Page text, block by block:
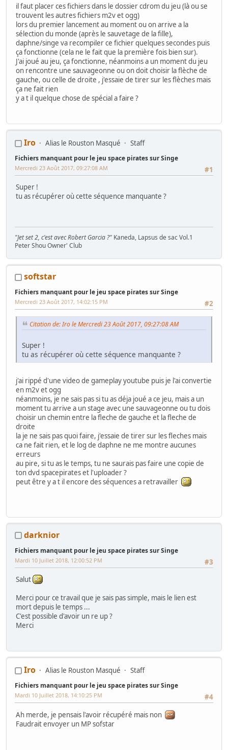
il faut placer ces fichiers dans le dossier cdrom du jeu (là ou se
trouvent les autres fichiers m2v et ogg)
lors du premier lancement au moment ou on arrive a la
sélection du monde (après le sauvetage de la fille),
daphne/singe va recompiler ce fichier quelques secondes puis
ça fonctionne (cela ne le fait que la première fois bien sur).
J'ai joué au jeu, ça fonctionne, néanmoins a un moment du jeu
on rencontre une sauvageonne ou on doit choisir la flèche de
gauche, ou celle de droite , j'essaie de tirer sur les flèches mais
ça ne fait rien
y a t il quelque chose de spécial a faire ?
Iro Alias le Rouston Masqué Staff
Fichiers manquant pour le jeu space pirates sur Singe
#1
Mercredi 23 Août 2017, 09:27:08 AM
Super !
tu as récupérer où cette séquence manquante ?
"Jet set 2, c'est avec Robert Garcia ?" Kaneda, Lapsus de sac Vol.1
Peter Shou Owner' Club
WIPs :Naomi-SEGA Rally-AB Cop-Lethal Enforcers-COMPUMI-
Ma collec' de panels
LES TUTOS DE GAMO
softstar
Fichiers manquant pour le jeu space pirates sur Singe
#2
Mercredi 23 Août 2017, 14:02:15 PM
Citation de: Iro le Mercredi 23 Août 2017, 09:27:08 AM
Super !
tu as récupérer où cette séquence manquante ?
j'ai rippé d'une video de gameplay youtube puis je l'ai convertie
en m2v et ogg
néanmoins, je ne sais pas si tu as déja joué a ce jeu, mais a un
moment tu arrive a un stage avec une sauvageonne ou tu dois
choisir un chemin entre la fleche de gauche et la fleche de
droite
la je ne sais pas quoi faire, j'essaie de tirer sur les fleches mais
ca ne fait rien, et le log de daphne ne me montre aucunes
erreurs
au pire, si tu as le temps, tu ne saurais pas faire une copie de
ton dvd spacepirates et l'uploader ?
peut être y a t il encore des séquences a retravailler
darknior
Fichiers manquant pour le jeu space pirates sur Singe
#3
Mardi 10 Juillet 2018, 12:00:52 PM
Salut
Merci pour ce travail que je sais pas simple, mais le lien est
mort depuis le temps ...
C'est possible d'avoir un re up ?
Merci
Iro Alias le Rouston Masqué Staff
Fichiers manquant pour le jeu space pirates sur Singe
#4
Mardi 10 Juillet 2018, 14:10:25 PM
Ah merde, je pensais l'avoir récupéré mais non
Faudrait envoyer un MP sofstar